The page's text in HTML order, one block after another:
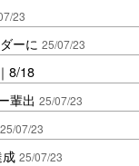
23
ーに 25/07/23
8/18
輩出 25/07/23
25/07/23
25/07/23